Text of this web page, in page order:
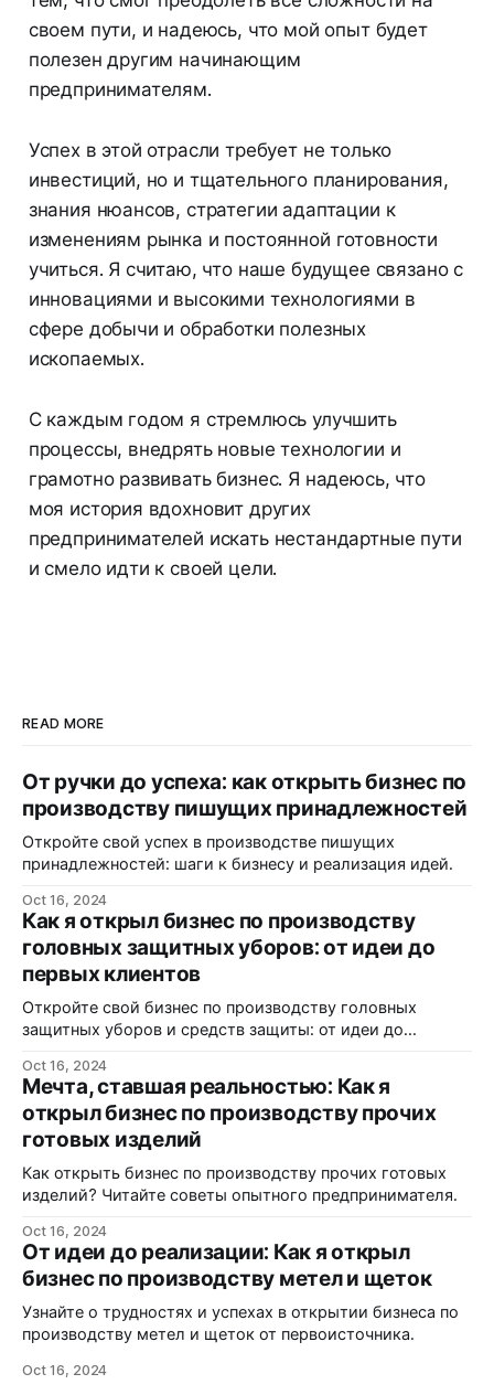
своем пути, и надеюсь, что мой опыт будет
полезен другим начинающим
предпринимателям.
Успех в этой отрасли требует не только
инвестиций, но и тщательного планирования,
знания нюансов, стратегии адаптации к
изменениям рынка и постоянной готовности
учиться. Я считаю, что наше будущее связано с
инновациями и высокими технологиями в
сфере добычи и обработки полезных
ископаемых.
С каждым годом я стремлюсь улучшить
процессы, внедрять новые технологии и
грамотно развивать бизнес. Я надеюсь, что
моя история вдохновит других
предпринимателей искать нестандартные пути
и смело идти к своей цели.
READ MORE
От ручки до успеха: как открыть бизнес по
производству пишущих принадлежностей
Откройте свой успех в производстве пишущих
принадлежностей: шаги к бизнесу и реализация идей.
Oct 16, 2024
Как я открыл бизнес по производству
головных защитных уборов: от идеи до
первых клиентов
Откройте свой бизнес по производству головных
защитных уборов и средств защиты: от идеи до
Oct 16, 2024
Мечта, ставшая реальностью: Как я
открыл бизнес по производству прочих
готовых изделий
Как открыть бизнес по производству прочих готовых
изделий? Читайте советы опытного предпринимателя.
Oct 16, 2024
От идеи до реализации: Как я открыл
бизнес по производству метел и щеток
Узнайте о трудностях и успехах в открытии бизнеса по
производству метел и щеток от первоисточника.
Oct 16, 2024